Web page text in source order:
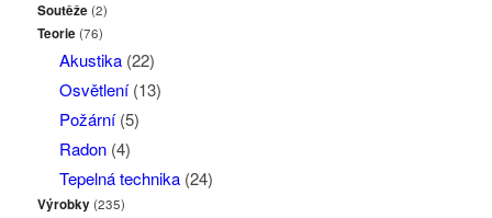
Soutěže (2)
Teorie (76)
Akustika(22)
Osvětlení(13)
Požární(5)
Radon(4)
Tepelná technika(24)
Výrobky(235)